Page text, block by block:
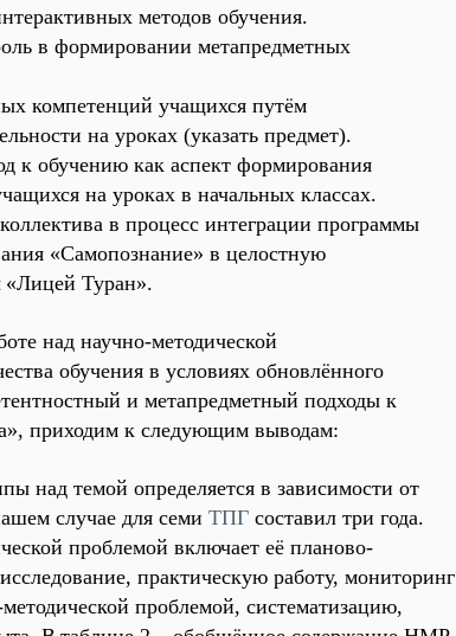
методов обучения.
в формировании метапредметных
компетенций учащихся путём
на уроках (указать предмет).
к обучению как аспект формирования
на уроках в начальных классах.
в процесс интеграции программы
«Самопознание» в целостную
«Лицей Туран».
над научно-методической
обучения в условиях обновлённого
и метапредметный подходы к
», приходим к следующим выводам:
над темой определяется в зависимости от
случае для семи ТПГ составил три года.
проблемой включает её планово-
практическую работу, мониторинг
проблемой, систематизацию,